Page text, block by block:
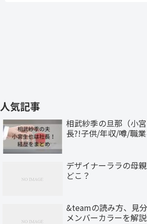
人気記事
相武紗季の旦那（小
長?!子供/年収/噂/職
デザイナーララの母
どこ？
&teamの読み方、見
メンバーカラーを解説